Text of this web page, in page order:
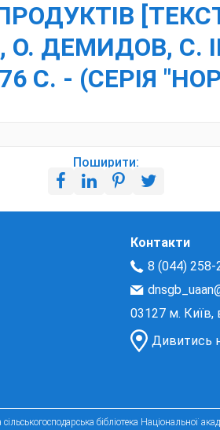
ДЕМИДОВ, С.
С. - (СЕРІЯ
Поширити:
Контакти
8 (044) 258-
03127 м. Київ,
Дивитись
бібліотека Національної